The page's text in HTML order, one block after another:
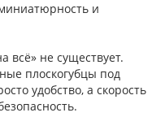
и
всё» не существует.
плоскогубцы под
удобство, а скорость